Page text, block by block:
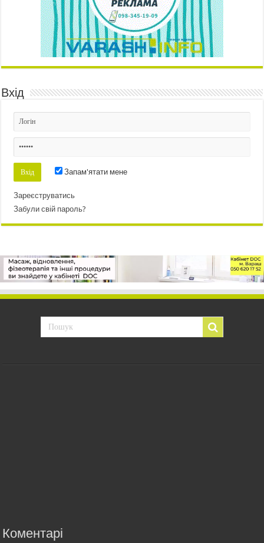
Вхід
Запам'ятати мене
Зареєструватись
Забули свій пароль?
Коментарі